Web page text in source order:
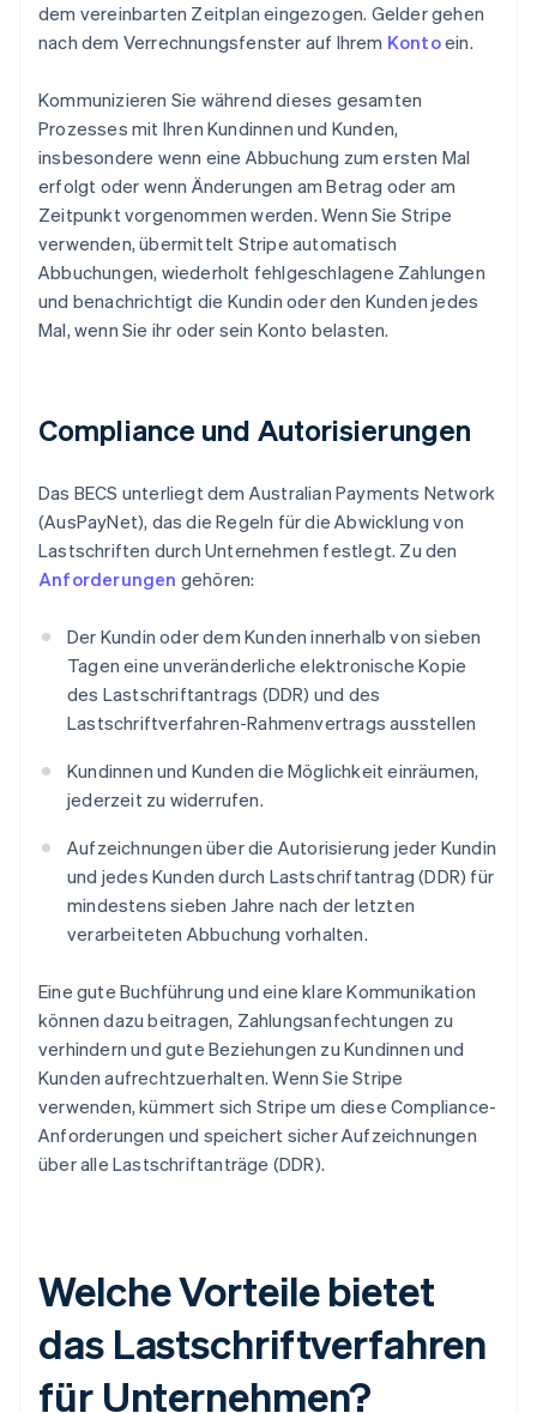
dem vereinbarten Zeitplan eingezogen. Gelder gehen
nach dem Verrechnungsfenster auf Ihrem Kontoein.
Kommunizieren Sie während dieses gesamten
Prozesses mit Ihren Kundinnen und Kunden,
insbesondere wenn eine Abbuchung zum ersten Mal
erfolgt oder wenn Änderungen am Betrag oder am
Zeitpunkt vorgenommen werden. Wenn Sie Stripe
verwenden, übermittelt Stripe automatisch
Abbuchungen, wiederholt fehlgeschlagene Zahlungen
und benachrichtigt die Kundin oder den Kunden jedes
Mal, wenn Sie ihr oder sein Konto belasten.
Compliance und Autorisierungen
Das BECS unterliegt dem Australian Payments Network
(AusPayNet), das die Regeln für die Abwicklung von
Lastschriften durch Unternehmen festlegt. Zu den
Anforderungen gehören:
Der Kundin oder dem Kunden innerhalb von sieben
Tagen eine unveränderliche elektronische Kopie
des Lastschriftantrags (DDR) und des
Lastschriftverfahren-Rahmenvertrags ausstellen
Kundinnen und Kunden die Möglichkeit einräumen,
jederzeit zu widerrufen.
Aufzeichnungen über die Autorisierung jeder Kundin
und jedes Kunden durch Lastschriftantrag (DDR) für
mindestens sieben Jahre nach der letzten
verarbeiteten Abbuchung vorhalten.
Eine gute Buchführung und eine klare Kommunikation
können dazu beitragen, Zahlungsanfechtungen zu
verhindern und gute Beziehungen zu Kundinnen und
Kunden aufrechtzuerhalten. Wenn Sie Stripe
verwenden, kümmert sich Stripe um diese Compliance-
Anforderungen und speichert sicher Aufzeichnungen
über alle Lastschriftanträge (DDR).
Welche Vorteile bietet
das Lastschriftverfahren
für Unternehmen?